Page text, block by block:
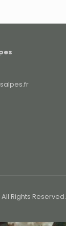
Rights Reserved.